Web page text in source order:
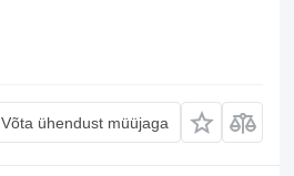
Võta ühendust müüjaga